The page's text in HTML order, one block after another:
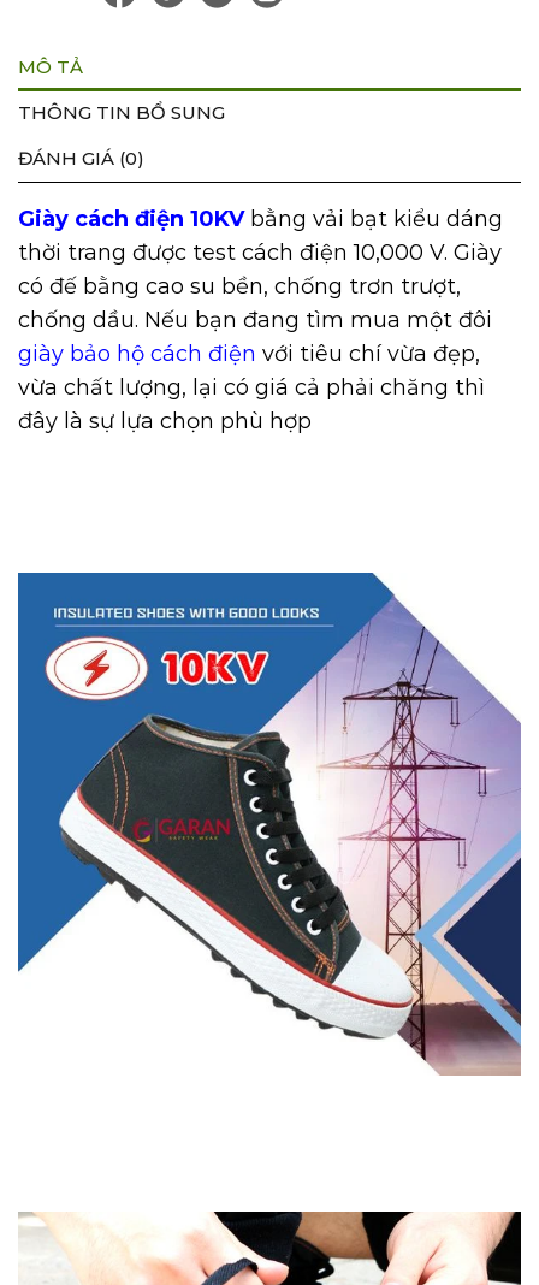
MÔ TẢ
THÔNG TIN BỔ SUNG
ĐÁNH GIÁ (0)
Giày cách điện 10KVbằng vải bạt kiểu dáng
thời trang được test cách điện 10,000 V. Giày
có đế bằng cao su bền, chống trơn trượt,
chống dầu. Nếu bạn đang tìm mua một đôi
giày bảo hộ cách điện với tiêu chí vừa đẹp,
vừa chất lượng, lại có giá cả phải chăng thì
đây là sự lựa chọn phù hợp